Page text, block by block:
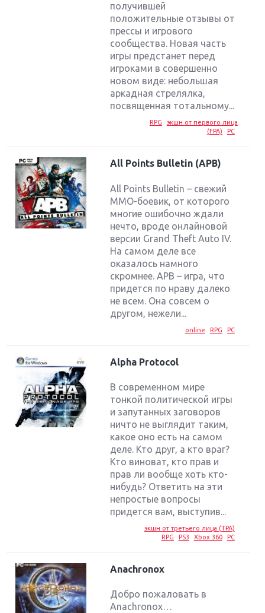
получившей
положительные отзывы от
прессы и игрового
сообщества. Новая часть
игры предстанет перед
игроками в совершенно
новом виде: небольшая
аркадная стрелялка,
посвященная тотальному...
RPG
экшн от первого лица
(FPA)
PC
All Points Bulletin (APB)
All Points Bulletin – свежий
MMO-боевик, от которого
многие ошибочно ждали
нечто, вроде онлайновой
версии Grand Theft Auto IV.
На самом деле все
оказалось намного
скромнее. АРВ – игра, что
придется по нраву далеко
не всем. Она совсем о
другом, нежели...
online RPG PC
Alpha Protocol
В современном мире
тонкой политической игры
и запутанных заговоров
ничто не выглядит таким,
какое оно есть на самом
деле. Кто друг, а кто враг?
Кто виноват, кто прав и
прав ли вообще хоть кто-
нибудь? Ответить на эти
непростые вопросы
придется вам, выступив...
экшн от третьего лица (TPA)
RPG
PS3 Xbox 360 PC
Anachronox
Добро пожаловать в
Anachronox…